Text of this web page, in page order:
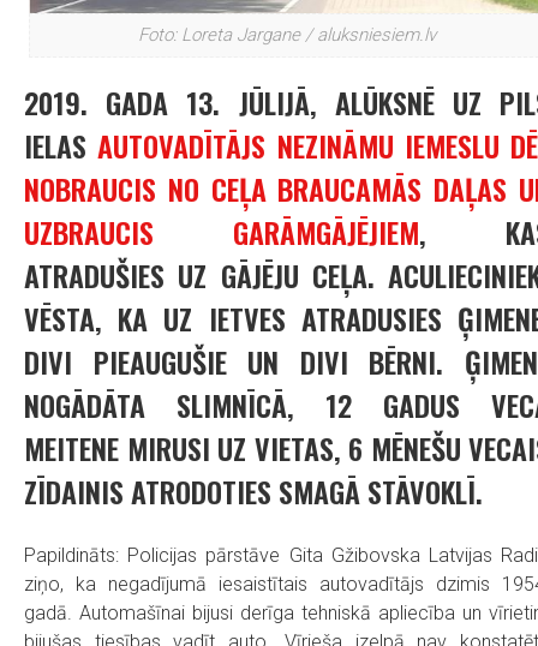
Foto: Loreta Jargane / aluksniesiem.lv
2019. GADA 13. JŪLIJĀ, ALŪKSNĒ UZ
IELASAUTOVADĪTĀJS NEZINĀMU IEMESLU
NOBRAUCIS NO CEĻA BRAUCAMĀS DAĻAS
UZBRAUCIS GARĀMGĀJĒJIEM,
ATRADUŠIES UZ GĀJĒJU CEĻA.
VĒSTA, KA UZ IETVES ATRADUSIES
DIVI PIEAUGUŠIE UN DIVI BĒRNI.
NOGĀDĀTA SLIMNĪCĀ, 12 GADUS
MEITENE MIRUSI UZ VIETAS, 6 MĒNEŠU
ZĪDAINIS ATRODOTIES SMAGĀ STĀVOKLĪ.
Papildināts: Policijas pārstāve Gita Gžibovska Latvijas
ziņo, ka negadījumā iesaistītais autovadītājs dzimis
gadā. Automašīnai bijusi derīga tehniskā apliecība un